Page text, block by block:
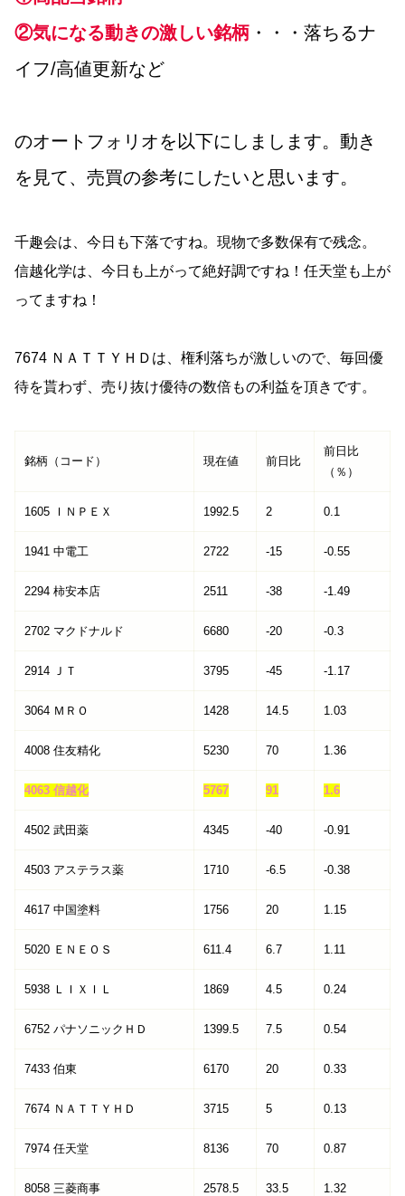
②気になる動きの激しい銘柄 ・・・落ちるナ
イフ/高値更新など
のオートフォリオを以下にしまします。動き
を見て、売買の参考にしたいと思います。
千趣会は、今日も下落ですね。現物で多数保有で残念。
信越化学は、今日も上がって絶好調ですね！任天堂も上が
ってますね！
7674 ＮＡＴＴＹＨＤは、権利落ちが激しいので、毎回優
待を貰わず、売り抜け優待の数倍もの利益を頂きです。
銘柄（コード） 現在値 前日比
前日比
（％）
1605 ＩＮＰＥＸ 1992.5 2 0.1
1941 中電工 2722 -15 -0.55
2294 柿安本店 2511 -38 -1.49
2702 マクドナルド 6680 -20 -0.3
2914 ＪＴ 3795 -45 -1.17
3064 ＭＲＯ 1428 14.5 1.03
4008 住友精化 5230 70 1.36
4063 信越化 5767 91 1.6
4502 武田薬 4345 -40 -0.91
4503 アステラス薬 1710 -6.5 -0.38
4617 中国塗料 1756 20 1.15
5020 ＥＮＥＯＳ 611.4 6.7 1.11
5938 ＬＩＸＩＬ 1869 4.5 0.24
6752 パナソニックＨＤ 1399.5 7.5 0.54
7433 伯東 6170 20 0.33
7674 ＮＡＴＴＹＨＤ 3715 5 0.13
7974 任天堂 8136 70 0.87
8058 三菱商事 2578.5 33.5 1.32